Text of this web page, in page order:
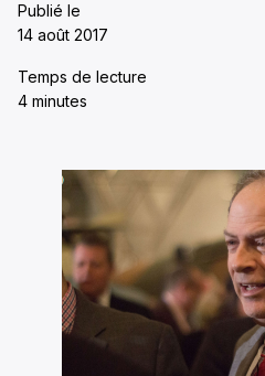
Publié le
14 août 2017
Temps de lecture
4 minutes